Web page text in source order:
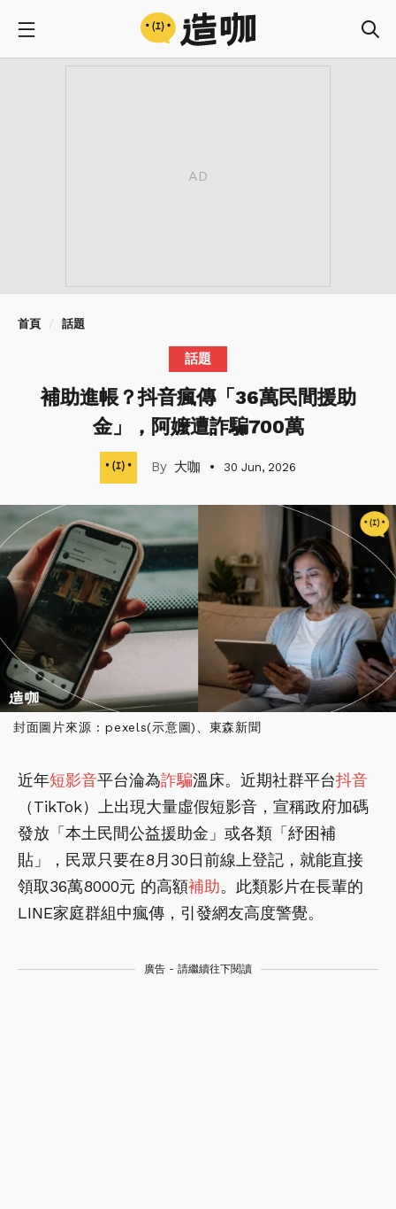
首頁 話題
話題
補助進帳？抖音瘋傳「36萬民間援助
金」，阿嬤遭詐騙700萬
大咖 30 Jun, 2026
封面圖片來源 : pexels(示意圖)、東森新聞
近年短影音平台淪為詐騙溫床。近期社群平台抖音
（TikTok）上出現大量虛假短影音，宣稱政府加碼
發放「本土民間公益援助金」或各類「紓困補
貼」，民眾只要在8月30日前線上登記，就能直接
領取36萬8000元 的高額補助。此類影片在長輩的
LINE家庭群組中瘋傳，引發網友高度警覺。
廣告 - 請繼續往下閱讀